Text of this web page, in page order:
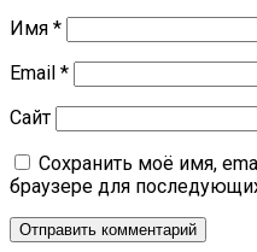
Имя *
Email *
Сайт
Сохранить моё имя,
браузере для